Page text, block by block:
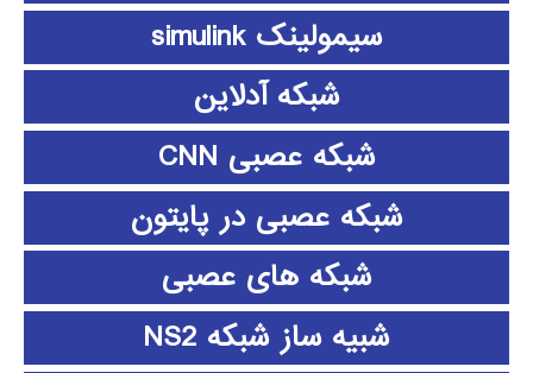
سیمولینک simulink
شبکه آدلاین
شبکه عصبی CNN
شبکه عصبی در پایتون
شبکه های عصبی
شبیه ساز شبکه NS2